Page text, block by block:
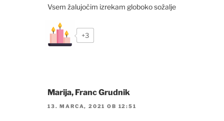
Vsem žalujočim izrekam globoko sožalje
+3
Marija, Franc Grudnik
13. MARCA, 2021 OB 12:51